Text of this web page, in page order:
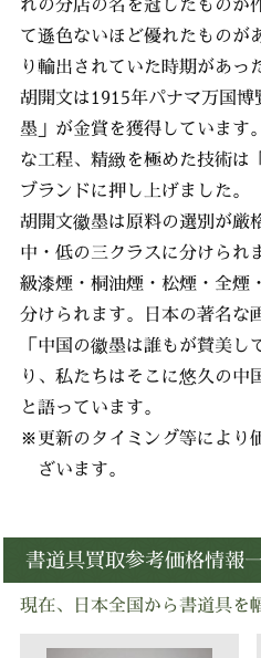
て遜色ないほど優れたものが
り輸出されていた時期があっ
胡開文は1915年パナマ万国
墨」が金賞を獲得しています
な工程、精緻を極めた技術は
ブランドに押し上げました。
胡開文徽墨は原料の選別が厳
中・低の三クラスに分けられ
級漆煙・桐油煙・松煙・全煙
分けられます。日本の著名な
「中国の徽墨は誰もが賛美
り、私たちはそこに悠久の中
と語っています。
※更新のタイミング等により
ざいます。
書道具買取参考価格情報
現在、日本全国から書道具を